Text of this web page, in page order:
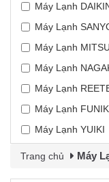
Máy Lạnh
Máy Lạnh
Máy Lạnh
Máy Lạnh
Máy Lạnh
Máy Lạnh
Máy Lạnh YUIKI
Trang chủ Máy